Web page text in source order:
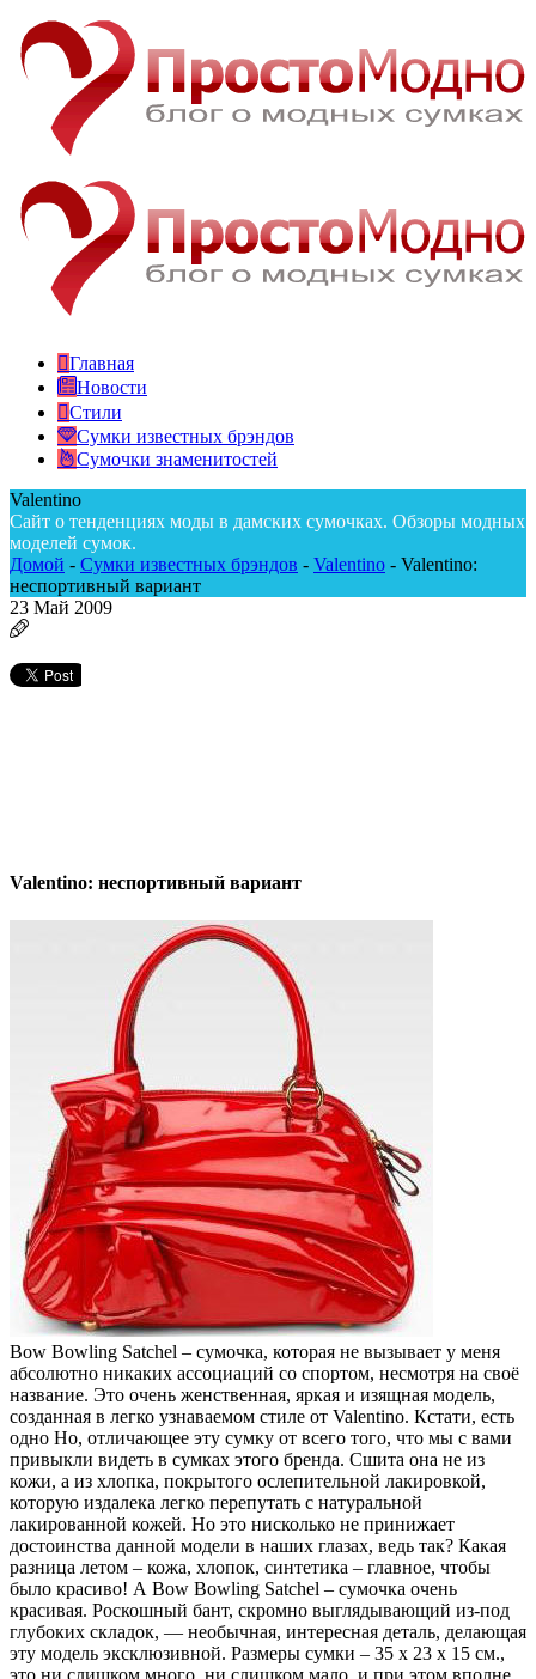
Главная
Новости
Стили
Сумки известных брэндов
Сумочки знаменитостей
Valentino
Сайт о тенденциях моды в дамских сумочках. Обзоры модных
моделей сумок.
Домой - Сумки известных брэндов - Valentino - Valentino:
неспортивный вариант
23 Май 2009
Valentino: неспортивный вариант
Bow Bowling Satchel – сумочка, которая не вызывает у меня
абсолютно никаких ассоциаций со спортом, несмотря на своё
название. Это очень женственная, яркая и изящная модель,
созданная в легко узнаваемом стиле от Valentino. Кстати, есть
одно Но, отличающее эту сумку от всего того, что мы с вами
привыкли видеть в сумках этого бренда. Сшита она не из
кожи, а из хлопка, покрытого ослепительной лакировкой,
которую издалека легко перепутать с натуральной
лакированной кожей. Но это нисколько не принижает
достоинства данной модели в наших глазах, ведь так? Какая
разница летом – кожа, хлопок, синтетика – главное, чтобы
было красиво! А Bow Bowling Satchel – сумочка очень
красивая. Роскошный бант, скромно выглядывающий из-под
глубоких складок, — необычная, интересная деталь, делающая
эту модель эксклюзивной. Размеры сумки – 35 х 23 х 15 см.,
это ни слишком много, ни слишком мало, и при этом вполне